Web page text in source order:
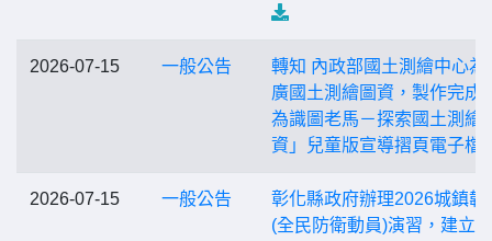
2026-07-15 一般公告
轉知 內政部國土測繪中心為
廣國土測繪圖資，製作完成
為識圖老馬－探索國土測繪
資」兒童版宣導摺頁電子檔
2026-07-15 一般公告
彰化縣政府辦理2026城鎮韌
(全民防衛動員)演習，建立